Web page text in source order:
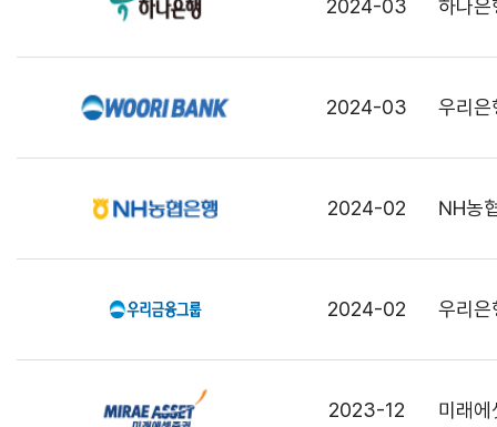
2024-03 하나은
2024-03 우리은
2024-02 NH농
2024-02 우리은
2023-12 미래